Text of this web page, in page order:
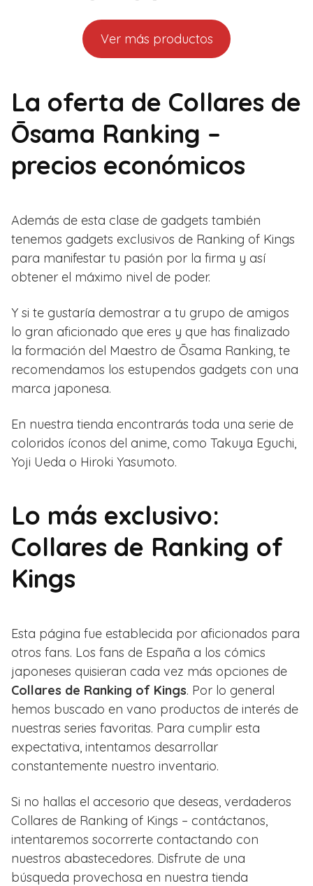
Ver más productos
La oferta de Collares de
Ōsama Ranking –
precios económicos
Además de esta clase de gadgets también
tenemos gadgets exclusivos de Ranking of Kings
para manifestar tu pasión por la firma y así
obtener el máximo nivel de poder.
Y si te gustaría demostrar a tu grupo de amigos
lo gran aficionado que eres y que has finalizado
la formación del Maestro de Ōsama Ranking, te
recomendamos los estupendos gadgets con una
marca japonesa.
En nuestra tienda encontrarás toda una serie de
coloridos íconos del anime, como Takuya Eguchi,
Yoji Ueda o Hiroki Yasumoto.
Lo más exclusivo:
Collares de Ranking of
Kings
Esta página fue establecida por aficionados para
otros fans. Los fans de España a los cómics
japoneses quisieran cada vez más opciones de
Collares de Ranking of Kings. Por lo general
hemos buscado en vano productos de interés de
nuestras series favoritas. Para cumplir esta
expectativa, intentamos desarrollar
constantemente nuestro inventario.
Si no hallas el accesorio que deseas, verdaderos
Collares de Ranking of Kings – contáctanos,
intentaremos socorrerte contactando con
nuestros abastecedores. Disfrute de una
búsqueda provechosa en nuestra tienda